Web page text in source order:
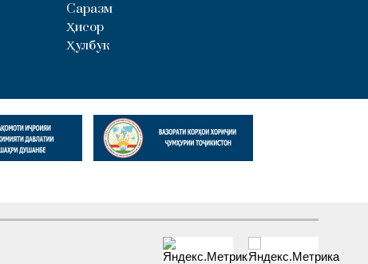
Саразм
Ҳисор
Ҳулбук